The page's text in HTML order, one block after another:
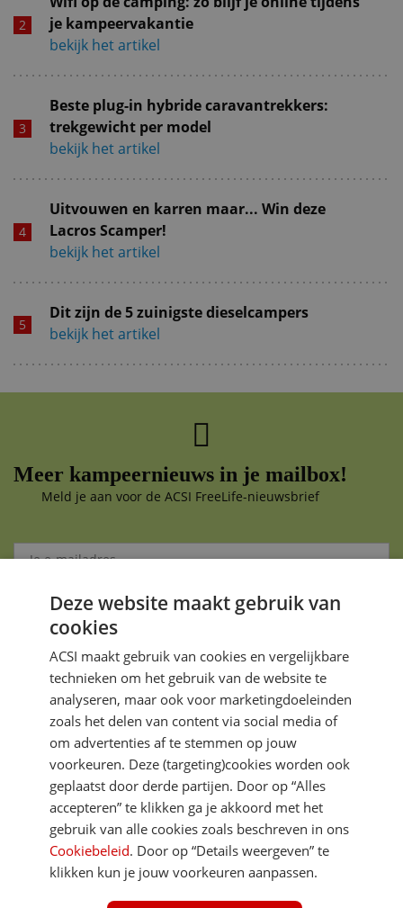
je kampeervakantie
bekijk het artikel
Beste plug-in hybride caravantrekkers:
trekgewicht per model
bekijk het artikel
Uitvouwen en karren maar... Win deze
Lacros Scamper!
bekijk het artikel
Dit zijn de 5 zuinigste dieselcampers
bekijk het artikel
Meer kampeernieuws in je mailbox!
Meld je aan voor de ACSI FreeLife-nieuwsbrief
Aanmelden
Je gegevens zijn veilig en worden niet gedeeld met anderen
DIRECT NAAR
MEER ACSI FREELIFE
Deze website maakt gebruik van
cookies
ACSI maakt gebruik van cookies en vergelijkbare
technieken om het gebruik van de website te
analyseren, maar ook voor marketingdoeleinden
zoals het delen van content via social media of
om advertenties af te stemmen op jouw
voorkeuren. Deze (targeting)cookies worden ook
geplaatst door derde partijen. Door op “Alles
accepteren” te klikken ga je akkoord met het
gebruik van alle cookies zoals beschreven in ons
Cookiebeleid. Door op “Details weergeven” te
klikken kun je jouw voorkeuren aanpassen.